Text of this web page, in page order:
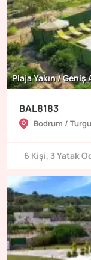
Plaja Yakın / Geniş
BAL8183
Bodrum /
6 Kişi, 3Yatak